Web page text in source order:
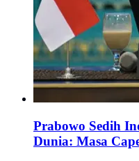
Prabowo Sedih
Dunia: Masa